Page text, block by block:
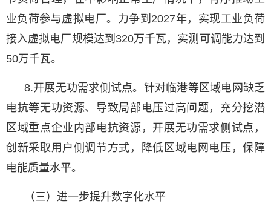
业负荷参与虚拟电厂。力争到2027年，实现工业负荷
接入虚拟电厂规模达到320万千瓦，实测可调能力达到
50万千瓦。
8.开展无功需求侧试点。针对临港等区域电网缺乏
电抗等无功资源、导致局部电压过高问题，充分挖潜
区域重点企业内部电抗资源，开展无功需求侧试点，
创新采取用户侧调节方式，降低区域电网电压，保障
电能质量水平。
（三）进一步提升数字化水平